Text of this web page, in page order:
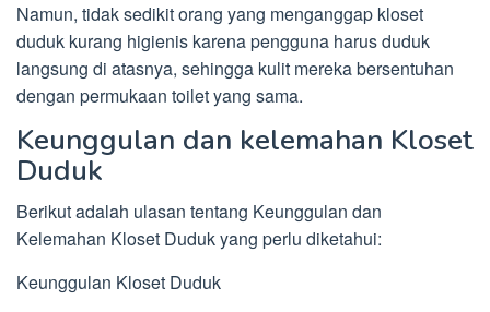
Namun, tidak sedikit orang yang menganggap kloset
duduk kurang higienis karena pengguna harus duduk
langsung di atasnya, sehingga kulit mereka bersentuhan
dengan permukaan toilet yang sama.
Keunggulan dan kelemahan Kloset
Duduk
Berikut adalah ulasan tentang Keunggulan dan
Kelemahan Kloset Duduk yang perlu diketahui:
Keunggulan Kloset Duduk